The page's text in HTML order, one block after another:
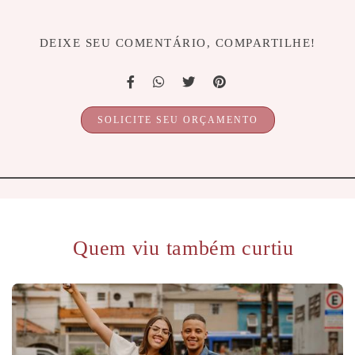
DEIXE SEU COMENTÁRIO, COMPARTILHE!
SOLICITE SEU ORÇAMENTO
Quem viu também curtiu